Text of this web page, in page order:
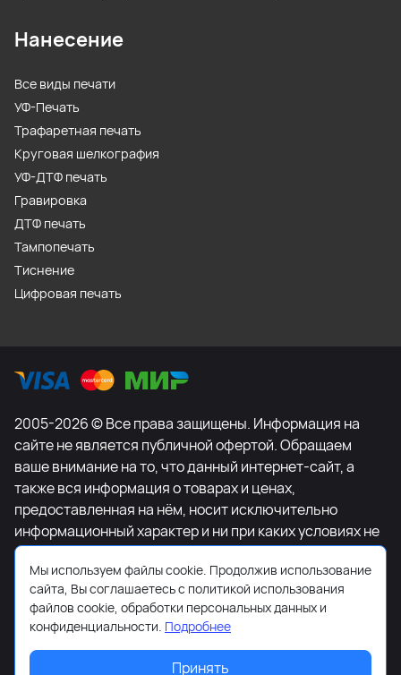
Нанесение
Все виды печати
УФ-Печать
Трафаретная печать
Круговая шелкография
УФ-ДТФ печать
Гравировка
ДТФ печать
Тампопечать
Тиснение
Цифровая печать
2005-2026 © Все права защищены. Информация на
сайте не является публичной офертой. Обращаем
ваше внимание на то, что данный интернет-сайт, а
также вся информация о товарах и ценах,
предоставленная на нём, носит исключительно
информационный характер и ни при каких условиях не
является публичной офертой, определяемой
положениями Статьи 437 Гражданского кодекса
Российской Федерации. Для получения подробной
информации о наличии и стоимости указанных
товаров и (или) услуг, пожалуйста, обращайтесь к
менеджеру сайта с помощью специальной формы
Мы используем файлы cookie. Продолжив использование
сайта, Вы соглашаетесь с политикой использования
файлов cookie, обработки персональных данных и
конфиденциальности. Подробнее
Принять